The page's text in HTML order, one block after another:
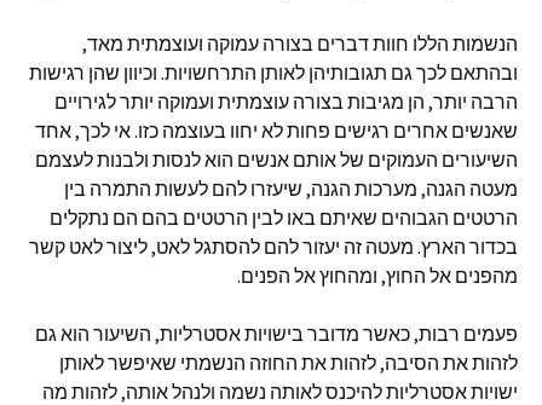
הנשמות הללו חוות דברים בצורה עמוקה ועוצמתית מאד,
ובהתאם לכך גם תגובותיהן לאותן התרחשויות. וכיוון שהן רגישות
הרבה יותר, הן מגיבות בצורה עוצמתית ועמוקה יותר לגירויים
שאנשים אחרים רגישים פחות לא יחוו בעוצמה כזו. אי לכך, אחד
השיעורים העמוקים של אותם אנשים הוא לנסות ולבנות לעצמם
מעטה הגנה, מערכות הגנה, שיעזרו להם לעשות התמרה בין
הרטטים הגבוהים שאיתם באו לבין הרטטים בהם הם נתקלים
בכדור הארץ. מעטה זה יעזור להם להסתגל לאט, ליצור לאט קשר
מהפנים אל החוץ, ומהחוץ אל הפנים.
פעמים רבות, כאשר מדובר בישויות אסטרליות, השיעור הוא גם
לזהות את הסיבה, לזהות את החוזה הנשמתי שאיפשר לאותן
ישויות אסטרליות להיכנס לאותה נשמה ולנהל אותה, לזהות מה